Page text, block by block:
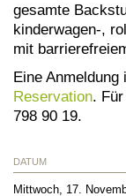
gesamte
kinderwagen-,
mit
Eine
Reservation .
798 90 19.
DATUM
Mittwoch, 17.